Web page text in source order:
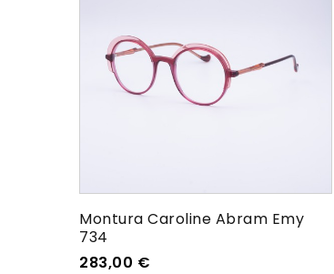
Montura Caroline Abram Emy
734
283,00 €